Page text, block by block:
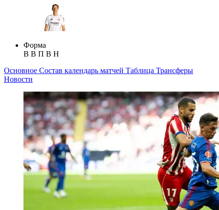
Форма
В В П В Н
Основное Состав календарь матчей Таблица Трансферы
Новости